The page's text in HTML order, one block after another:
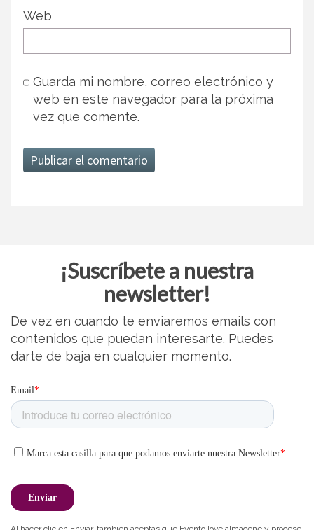
Web
Guarda mi nombre, correo electrónico y
web en este navegador para la próxima
vez que comente.
¡Suscríbete a nuestra
newsletter!
De vez en cuando te enviaremos emails con
contenidos que puedan interesarte. Puedes
darte de baja en cualquier momento.